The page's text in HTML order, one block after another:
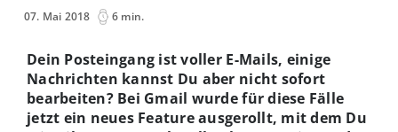
07. Mai 2018 6 min.
Dein Posteingang ist voller E-Mails, einige
Nachrichten kannst Du aber nicht sofort
bearbeiten? Bei Gmail wurde für diese Fälle
jetzt ein neues Feature ausgerollt, mit dem Du